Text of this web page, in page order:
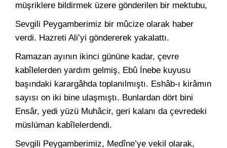
müşriklere bildirmek üzere gönderilen bir mektubu,
Sevgili Peygamberimiz bir mûcize olarak haber
verdi. Hazreti Ali’yi göndererek yakalattı.
Ramazan ayının ikinci gününe kadar, çevre
kabîlelerden yardım gelmiş, Ebû İnebe kuyusu
başındaki karargâhda toplanılmıştı. Eshâb-ı kirâmın
sayısı on iki bine ulaşmıştı. Bunlardan dört bini
Ensâr, yedi yüzü Muhâcir, geri kalanı da çevredeki
müslüman kabîlelerdendi.
Sevgili Peygamberimiz, Medîne’ye vekil olarak,